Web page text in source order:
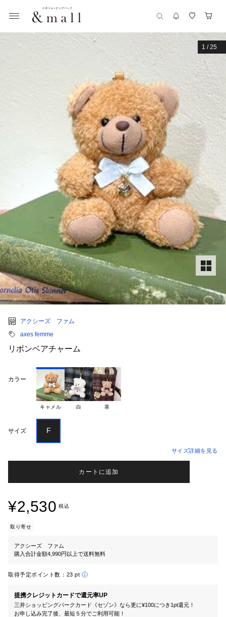
1 /25
アクシーズ ファム
axes femme
リボンベアチャーム
カラー
キャメル 白 茶
サイズ F
サイズ詳細を見る
カートに追加
¥2,530 税込
取り寄せ
アクシーズ ファム
購入合計金額4,990円以上で送料無料
取得予定ポイント数： 23 pt
提携クレジットカードで還元率UP
三井ショッピングパークカード《セゾン》なら更に¥100につき1pt還元！
お申し込み完了後、最短５分でご利用可能！